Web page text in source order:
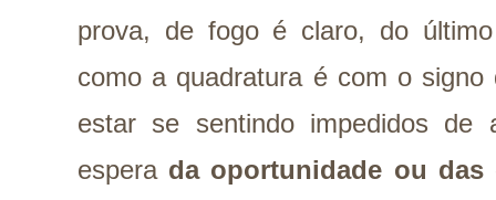
prova, de fogo é claro, do
como a quadratura é com o
estar se sentindo impedidos de
espera da oportunidade ou das